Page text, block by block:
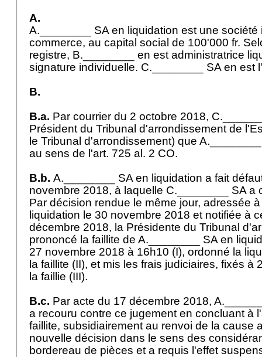
A.
A.________ SA en liquidation est une société
commerce, au capital social de 100'000 fr.
registre, B.________ en est administratrice
signature individuelle. C.________ SA en est
B.
B.a. Par courrier du 2 octobre 2018,
Président du Tribunal d'arrondissement de
le Tribunal d'arrondissement) que
au sens de l'art. 725 al. 2 CO.
B.b. A.________ SA en liquidation a fait
novembre 2018, à laquelle C.________ SA
Par décision rendue le même jour, adressée
liquidation le 30 novembre 2018 et notifiée à
décembre 2018, la Présidente du Tribunal
prononcé la faillite de A.________ SA en
27 novembre 2018 à 16h10 (I), ordonné la
la faillite (II), et mis les frais judiciaires, fixés à
la faillie (III).
B.c. Par acte du 17 décembre 2018,
a recouru contre ce jugement en concluant à
faillite, subsidiairement au renvoi de la cause
nouvelle décision dans le sens des
bordereau de pièces et a requis l'effet